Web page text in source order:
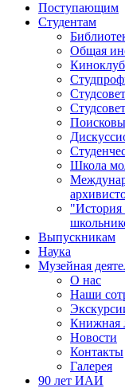
Поступающим
Студентам
Общая
Школа
"История
Выпускникам
Наука
Музейная
О нас
Наши
Книжная
Новости
Контакты
Галерея
90 лет ИАИ